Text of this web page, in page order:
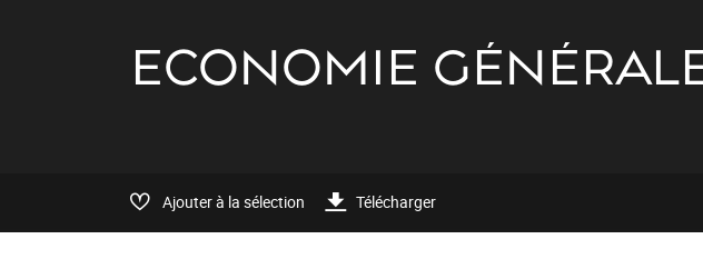
ECONOMIE
Ajouter à la sélection Télécharger